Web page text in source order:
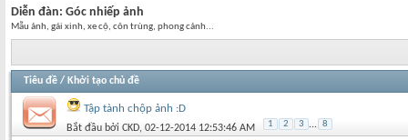
Diễn đàn: Góc nhiếp ảnh
Mẫu ảnh, gái xinh, xe cộ, côn trùng, phong cảnh...
Tiêu đề / Khởi tạo chủ đề
Tập tành chộp ảnh :D
Bắt đầu bởi CKD‎, 02-12-2014 12:53:46 AM 1 2 3 ... 8